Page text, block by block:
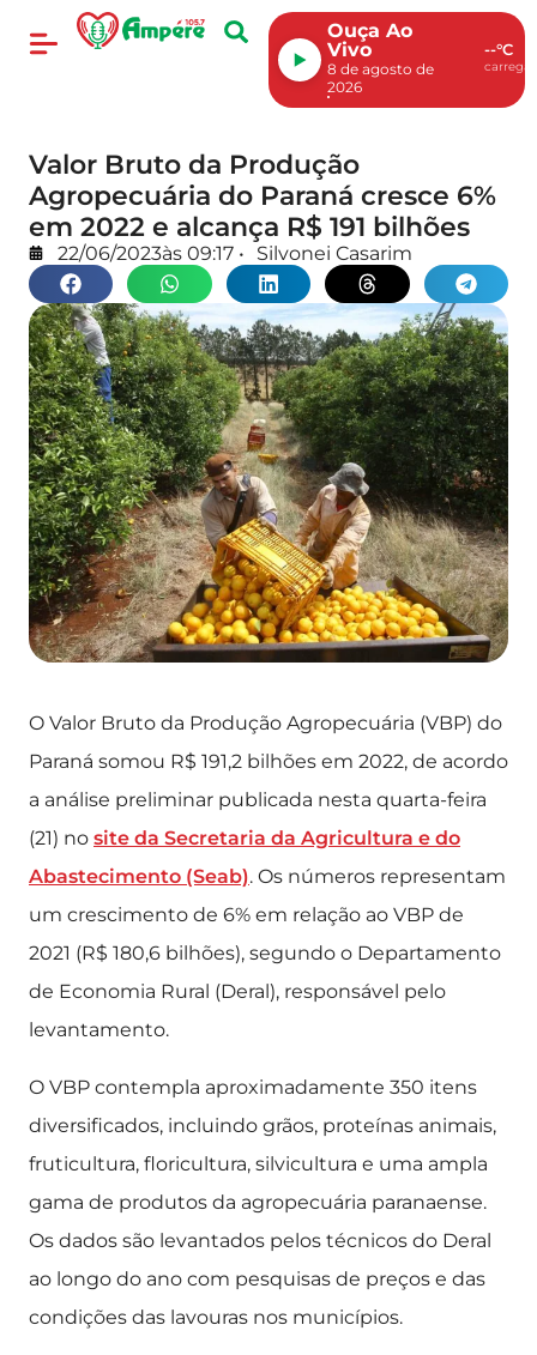
Ouça Ao
Vivo
8 de agosto de
2026
--°C
Valor Bruto da Produção
Agropecuária do Paraná cresce 6%
em 2022 e alcança R$ 191 bilhões
22/06/2023às 09:17 • Silvonei Casarim
O Valor Bruto da Produção Agropecuária (VBP) do
Paraná somou R$ 191,2 bilhões em 2022, de acordo
a análise preliminar publicada nesta quarta-feira
(21) no site da Secretaria da Agricultura e do
Abastecimento (Seab). Os números representam
um crescimento de 6% em relação ao VBP de
2021 (R$ 180,6 bilhões), segundo o Departamento
de Economia Rural (Deral), responsável pelo
levantamento.
O VBP contempla aproximadamente 350 itens
diversificados, incluindo grãos, proteínas animais,
fruticultura, floricultura, silvicultura e uma ampla
gama de produtos da agropecuária paranaense.
Os dados são levantados pelos técnicos do Deral
ao longo do ano com pesquisas de preços e das
condições das lavouras nos municípios.